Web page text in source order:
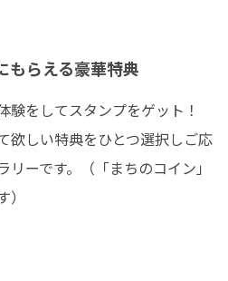
もらえる豪華特典
験をしてスタンプをゲット！
欲しい特典をひとつ選択しご応
ーです。（「まちのコイン」